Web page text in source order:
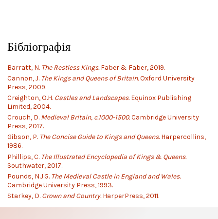
Бібліографія
Barratt, N. The Restless Kings.Faber & Faber, 2019.
Cannon, J. The Kings and Queens of Britain.Oxford University
Press, 2009.
Creighton, O.H. Castles and Landscapes.Equinox Publishing
Limited, 2004.
Crouch, D. Medieval Britain, c.1000-1500.Cambridge University
Press, 2017.
Gibson, P. The Concise Guide to Kings and Queens.Harpercollins,
1986.
Phillips, C. The Illustrated Encyclopedia of Kings & Queens.
Southwater, 2017.
Pounds, N.J.G. The Medieval Castle in England and Wales.
Cambridge University Press, 1993.
Starkey, D. Crown and Country.HarperPress, 2011.